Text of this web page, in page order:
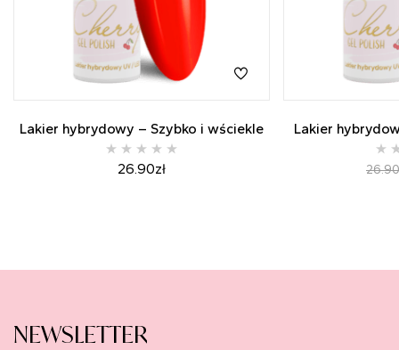
Lakier hybrydowy – Szybko i wściekle
26.90zł
Lakier
26.90
NEWSLETTER